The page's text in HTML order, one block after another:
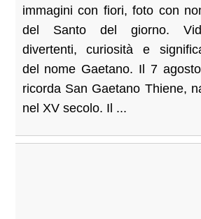
immagini con fiori, foto con
del Santo del giorno.
divertenti, curiosità e
del nome Gaetano. Il 7
ricorda San Gaetano Thiene,
nel XV secolo. Il ...